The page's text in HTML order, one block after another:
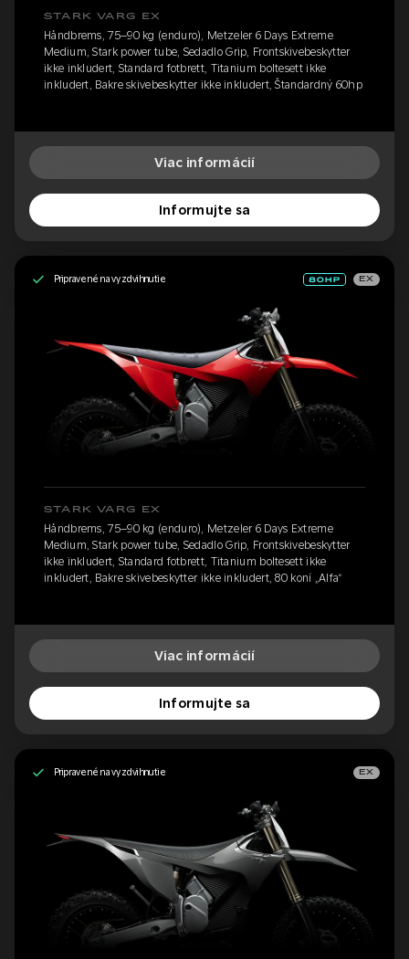
STARK VARG EX
Håndbrems, 75–90 kg (enduro), Metzeler 6 Days Extreme
Medium, Stark power tube, Sedadlo Grip, Frontskivebeskytter
ikke inkludert, Standard fotbrett, Titanium boltesett ikke
inkludert, Bakre skivebeskytter ikke inkludert, Štandardný 60hp
Viac informácií
Informujte sa
Pripravené na vyzdvihnutie EX
STARK VARG EX
Håndbrems, 75–90 kg (enduro), Metzeler 6 Days Extreme
Medium, Stark power tube, Sedadlo Grip, Frontskivebeskytter
ikke inkludert, Standard fotbrett, Titanium boltesett ikke
inkludert, Bakre skivebeskytter ikke inkludert, 80 koní „Alfa“
Viac informácií
Informujte sa
Pripravené na vyzdvihnutie EX